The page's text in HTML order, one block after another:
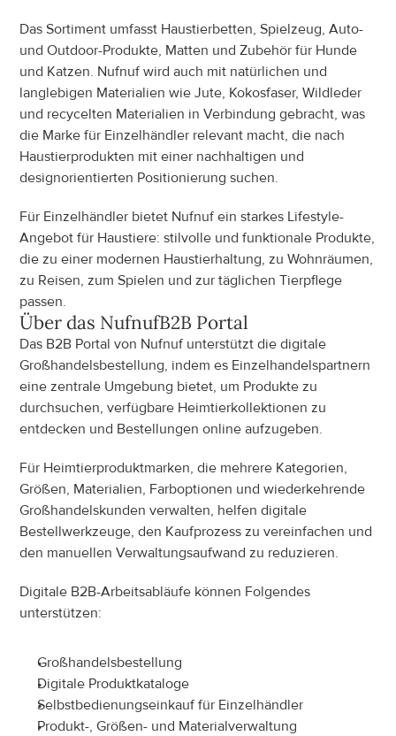
Das Sortiment umfasst Haustierbetten, Spielzeug, Auto-
und Outdoor-Produkte, Matten und Zubehör für Hunde
und Katzen. Nufnuf wird auch mit natürlichen und
langlebigen Materialien wie Jute, Kokosfaser, Wildleder
und recycelten Materialien in Verbindung gebracht, was
die Marke für Einzelhändler relevant macht, die nach
Haustierprodukten mit einer nachhaltigen und
designorientierten Positionierung suchen.
Für Einzelhändler bietet Nufnuf ein starkes Lifestyle-
Angebot für Haustiere: stilvolle und funktionale Produkte,
die zu einer modernen Haustierhaltung, zu Wohnräumen,
zu Reisen, zum Spielen und zur täglichen Tierpflege
passen.
Über das NufnufB2B Portal
Das B2B Portal von Nufnuf unterstützt die digitale
Großhandelsbestellung, indem es Einzelhandelspartnern
eine zentrale Umgebung bietet, um Produkte zu
durchsuchen, verfügbare Heimtierkollektionen zu
entdecken und Bestellungen online aufzugeben.
Für Heimtierproduktmarken, die mehrere Kategorien,
Größen, Materialien, Farboptionen und wiederkehrende
Großhandelskunden verwalten, helfen digitale
Bestellwerkzeuge, den Kaufprozess zu vereinfachen und
den manuellen Verwaltungsaufwand zu reduzieren.
Digitale B2B-Arbeitsabläufe können Folgendes
unterstützen:
Großhandelsbestellung
Digitale Produktkataloge
Selbstbedienungseinkauf für Einzelhändler
Produkt-, Größen- und Materialverwaltung